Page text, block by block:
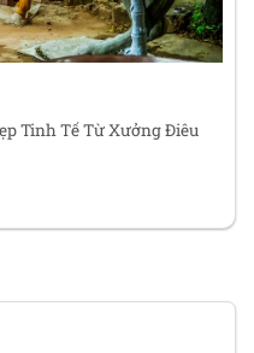
Tinh Tế Từ Xưởng Điêu